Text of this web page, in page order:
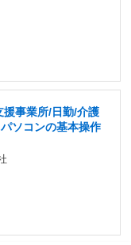
事業所/日勤/介護
ソコンの基本操作